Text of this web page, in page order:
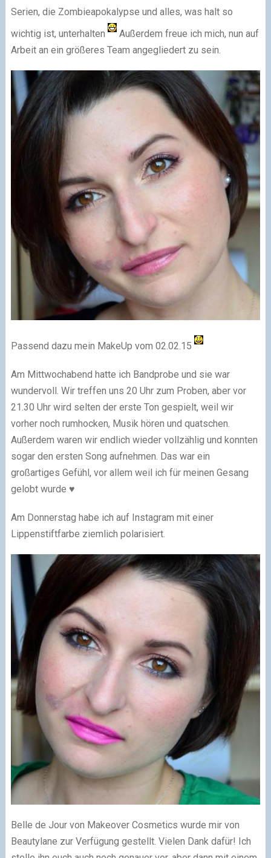
Serien, die Zombieapokalypse und alles, was halt so
wichtig ist, unterhalten
Außerdem freue ich mich, nun auf
Arbeit an ein größeres Team angegliedert zu sein.
Passend dazu mein MakeUp vom 02.02.15
Am Mittwochabend hatte ich Bandprobe und sie war
wundervoll. Wir treffen uns 20 Uhr zum Proben, aber vor
21.30 Uhr wird selten der erste Ton gespielt, weil wir
vorher noch rumhocken, Musik hören und quatschen.
Außerdem waren wir endlich wieder vollzählig und konnten
sogar den ersten Song aufnehmen. Das war ein
großartiges Gefühl, vor allem weil ich für meinen Gesang
gelobt wurde ♥
Am Donnerstag habe ich auf Instagram mit einer
Lippenstiftfarbe ziemlich polarisiert.
Belle de Jour von Makeover Cosmetics wurde mir von
Beautylane zur Verfügung gestellt. Vielen Dank dafür! Ich